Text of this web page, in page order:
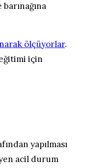
ölçüyorlar.
için
yapılması
acil durum